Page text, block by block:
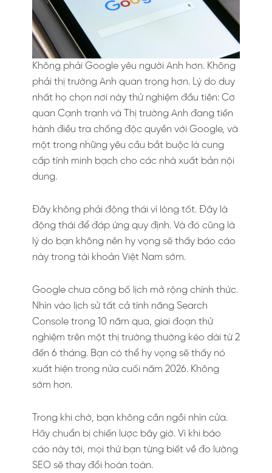
Không phải Google yêu người Anh hơn. Không
phải thị trường Anh quan trọng hơn. Lý do duy
nhất họ chọn nơi này thử nghiệm đầu tiên: Cơ
quan Cạnh tranh và Thị trường Anh đang tiến
hành điều tra chống độc quyền với Google, và
một trong những yêu cầu bắt buộc là cung
cấp tính minh bạch cho các nhà xuất bản nội
dung.
Đây không phải động thái vì lòng tốt. Đây là
động thái để đáp ứng quy định. Và đó cũng là
lý do bạn không nên hy vọng sẽ thấy báo cáo
này trong tài khoản Việt Nam sớm.
Google chưa công bố lịch mở rộng chính thức.
Nhìn vào lịch sử tất cả tính năng Search
Console trong 10 năm qua, giai đoạn thử
nghiệm trên một thị trường thường kéo dài từ 2
đến 6 tháng. Bạn có thể hy vọng sẽ thấy nó
xuất hiện trong nửa cuối năm 2026. Không
sớm hơn.
Trong khi chờ, bạn không cần ngồi nhìn cửa.
Hãy chuẩn bị chiến lược bây giờ. Vì khi báo
cáo này tới, mọi thứ bạn từng biết về đo lường
SEO sẽ thay đổi hoàn toàn.